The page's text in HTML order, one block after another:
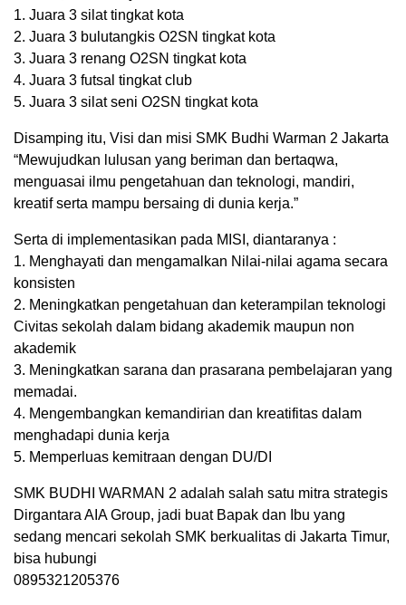
1. Juara 3 silat tingkat kota
2. Juara 3 bulutangkis O2SN tingkat kota
3. Juara 3 renang O2SN tingkat kota
4. Juara 3 futsal tingkat club
5. Juara 3 silat seni O2SN tingkat kota
Disamping itu, Visi dan misi SMK Budhi Warman 2 Jakarta
“Mewujudkan lulusan yang beriman dan bertaqwa,
menguasai ilmu pengetahuan dan teknologi, mandiri,
kreatif serta mampu bersaing di dunia kerja.”
Serta di implementasikan pada MISI, diantaranya :
1. Menghayati dan mengamalkan Nilai-nilai agama secara
konsisten
2. Meningkatkan pengetahuan dan keterampilan teknologi
Civitas sekolah dalam bidang akademik maupun non
akademik
3. Meningkatkan sarana dan prasarana pembelajaran yang
memadai.
4. Mengembangkan kemandirian dan kreatifitas dalam
menghadapi dunia kerja
5. Memperluas kemitraan dengan DU/DI
SMK BUDHI WARMAN 2 adalah salah satu mitra strategis
Dirgantara AIA Group, jadi buat Bapak dan Ibu yang
sedang mencari sekolah SMK berkualitas di Jakarta Timur,
bisa hubungi
0895321205376